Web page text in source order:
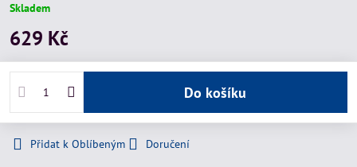
Skladem
629 Kč
Do košíku
Přidat k Oblíbeným
Doručení